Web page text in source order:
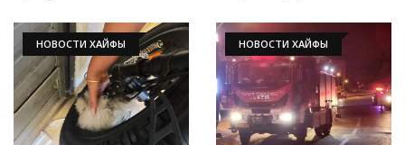
НОВОСТИ ХАЙФЫ НОВОСТИ ХАЙФЫ